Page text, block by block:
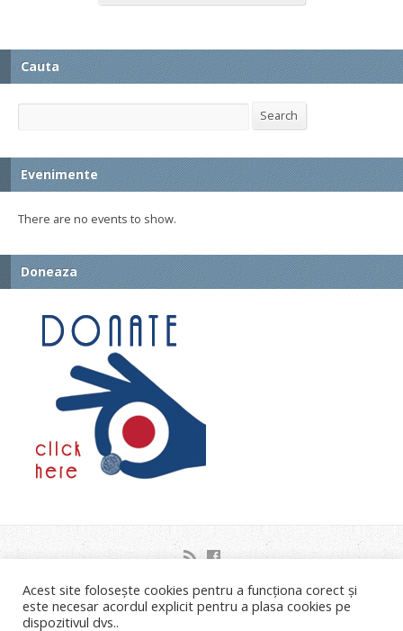
Cauta
Search Search
Evenimente
There are no events to show.
Doneaza
Strada Orsova nr.2C Timisoara
Liviu Neagoe: 0721.453.035 Email: info@bisericastanca.ro
Acest site folosește cookies pentru a funcționa corect și
este necesar acordul explicit pentru a plasa cookies pe
dispozitivul dvs..